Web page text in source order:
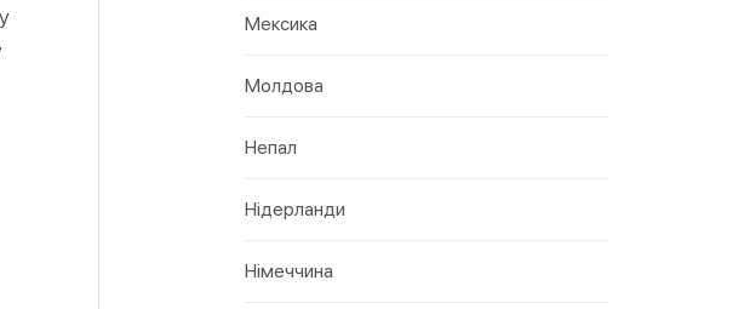
Мексика
Молдова
Непал
Нідерланди
Німеччина